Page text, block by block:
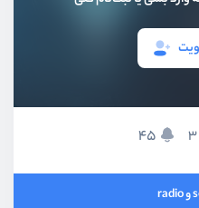
3
45
کنید